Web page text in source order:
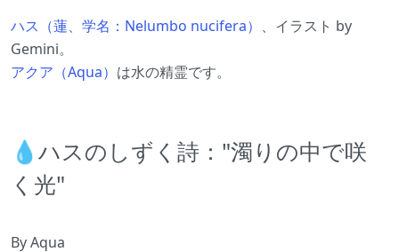
ハス（蓮、学名：Nelumbo nucifera） 、イラスト by
Gemini。
アクア（Aqua） は水の精霊です。
💧ハスのしずく詩："濁りの中で咲
く光"
By Aqua